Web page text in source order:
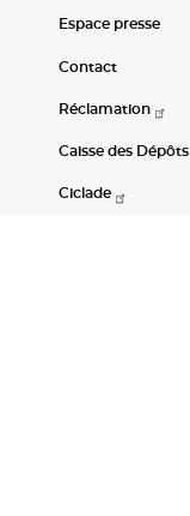
Espace presse
Contact
Réclamation
Caisse des Dépôts
Ciclade